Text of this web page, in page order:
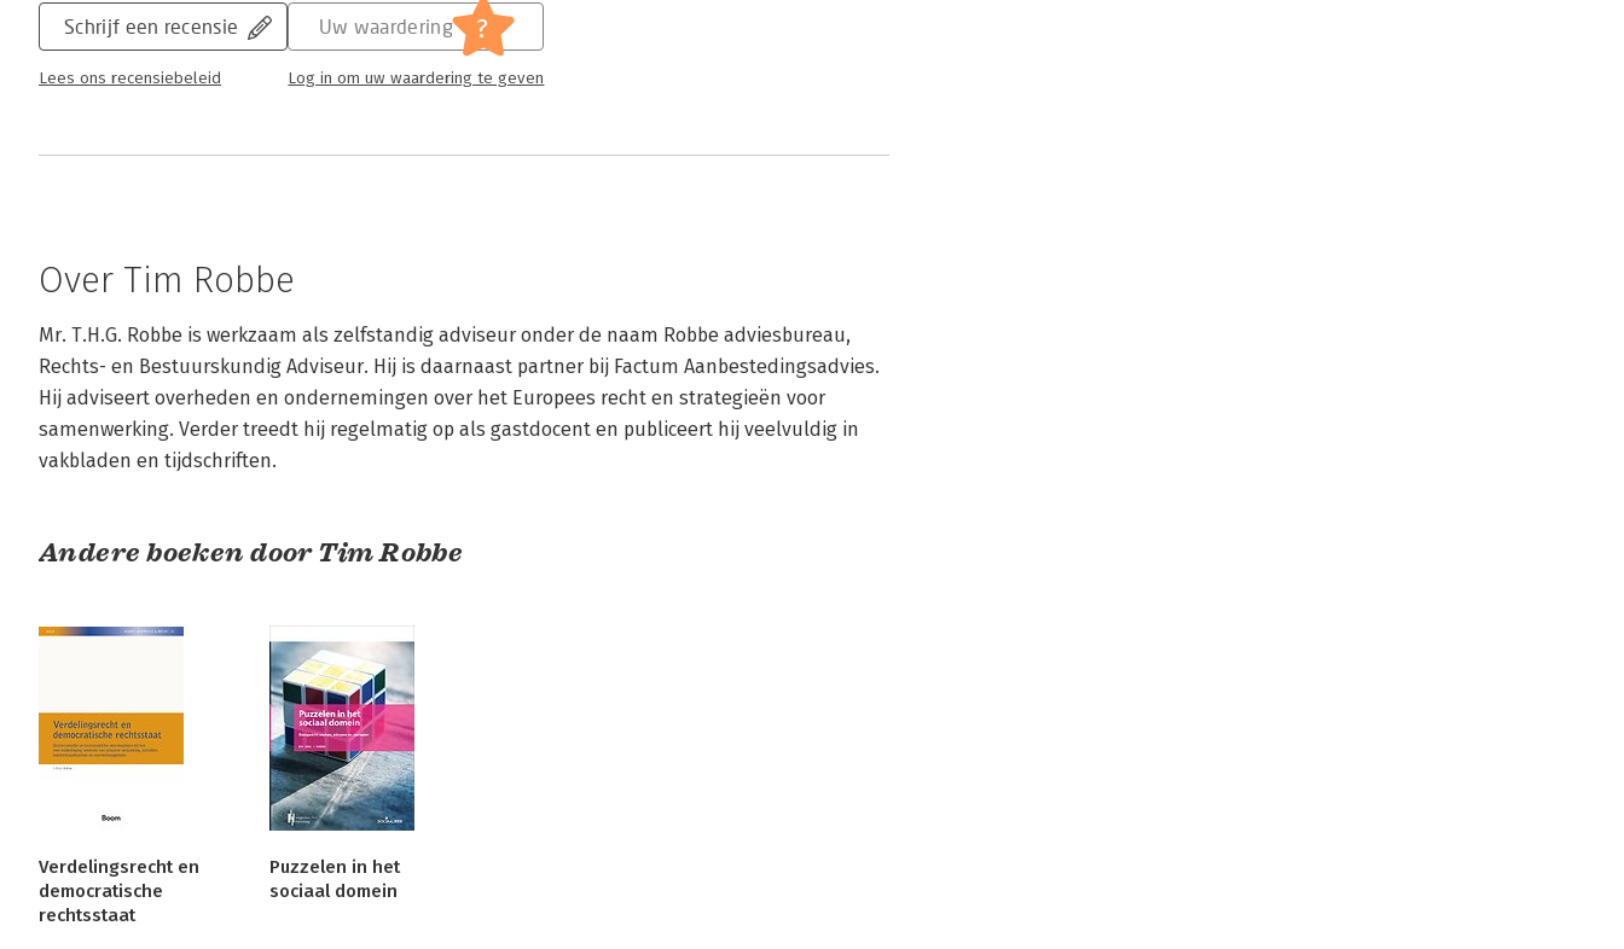
Schrijf een recensie
Lees ons recensiebeleid
Uw waardering ?
Log in om uw waardering te geven
Over Tim Robbe
Mr. T.H.G. Robbe is werkzaam als zelfstandig adviseur onder de naam Robbe adviesbureau,
Rechts- en Bestuurskundig Adviseur. Hij is daarnaast partner bij Factum Aanbestedingsadvies.
Hij adviseert overheden en ondernemingen over het Europees recht en strategieën voor
samenwerking. Verder treedt hij regelmatig op als gastdocent en publiceert hij veelvuldig in
vakbladen en tijdschriften.
Andere boeken door Tim Robbe
Verdelingsrecht en
democratische
rechtsstaat
Puzzelen in het
sociaal domein